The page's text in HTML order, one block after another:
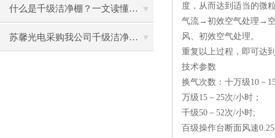
什么是千级洁净棚？一文读懂其结构特点与局部净化优势
苏馨光电采购我公司千级洁净棚普通工作台一批（7月07日）已顺利交货
度，从而达到适当的微
气流→初效空气处理→
风、初效空气处理。
重复以上过程，即可达
技术参数
换气次数：十万级10－
万级15－25次/小时；
千级50－52次/小时;
百级操作台断面风速